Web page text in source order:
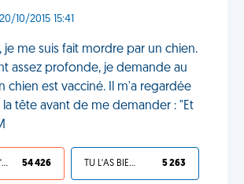
10/2015 15:41
je me suis fait mordre par un chien.
assez profonde, je demande au
chien est vacciné. Il m'a regardée
tête avant de me demander : "Et
JE VALIDE, C'EST UNE VDM 54 426 TU L'AS BIEN MÉRITÉ 5 263